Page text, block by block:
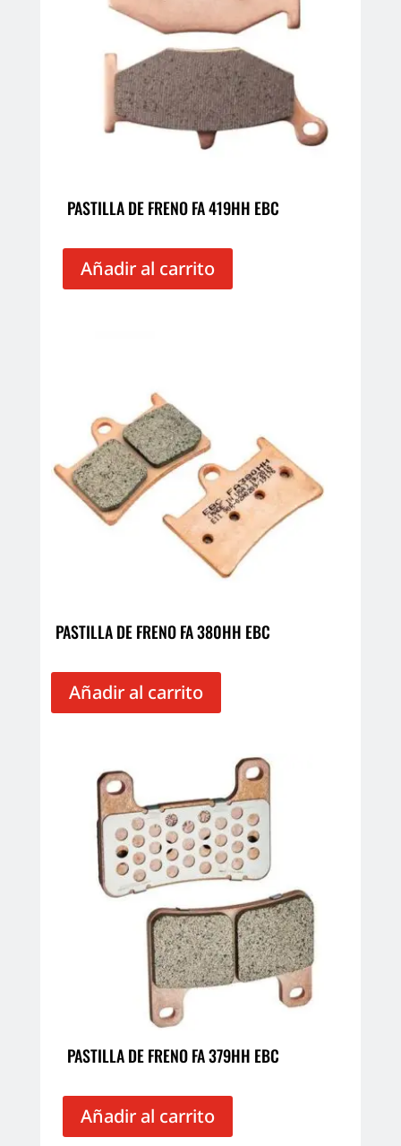
PASTILLA DE FRENO FA 419HH EBC
Añadir al carrito
PASTILLA DE FRENO FA 380HH EBC
Añadir al carrito
PASTILLA DE FRENO FA 379HH EBC
Añadir al carrito